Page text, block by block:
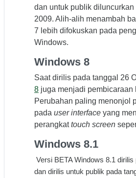
dan untuk publik
2009. Alih-alih menambah
7 lebih difokuskan pada
Windows.
Windows 8
Saat dirilis pada tanggal 26
8 juga menjadi pembicaraan
Perubahan paling menonjol
pada user interface yang
perangkattouch screen
Windows 8.1
Versi BETA Windows 8.1
dan dirilis untuk publik pada